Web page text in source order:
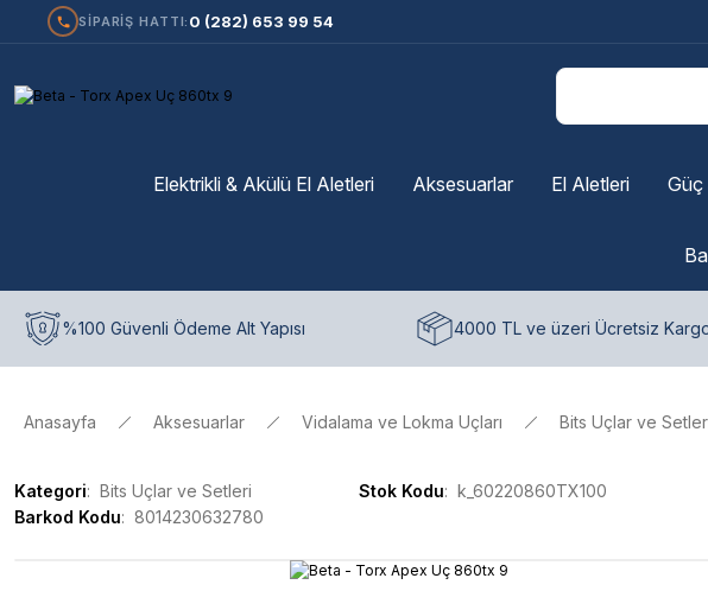
SİPARİŞ HATTI: 0 (282) 653 99 54
Elektrikli & Akülü El Aletleri Aksesuarlar El Aletleri Güç
%100 Güvenli Ödeme Alt Yapısı 4000 TL ve üzeri Ücretsiz
Anasayfa Aksesuarlar Vidalama ve Lokma Uçları Bits Uçlar ve
Kategori Bits Uçlar ve Setleri Stok Kodu
k_60220860TX100
Barkod Kodu
8014230632780